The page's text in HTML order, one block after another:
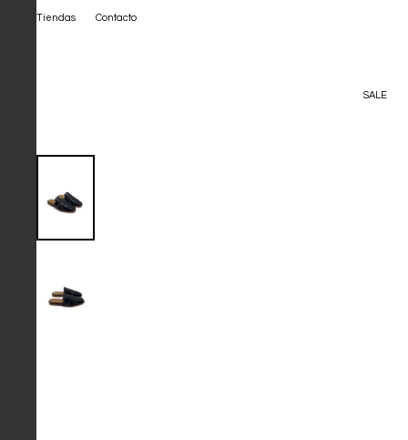
SALE
Tiendas Contacto